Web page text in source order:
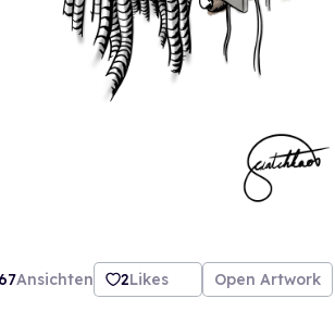
Ansichten 2Likes Open Artwork